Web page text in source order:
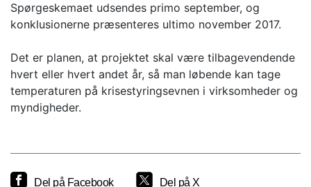
Spørgeskemaet udsendes primo september, og
konklusionerne præsenteres ultimo november 2017.
Det er planen, at projektet skal være tilbagevendende
hvert eller hvert andet år, så man løbende kan tage
temperaturen på krisestyringsevnen i virksomheder og
myndigheder.
Del på Facebook Del på X